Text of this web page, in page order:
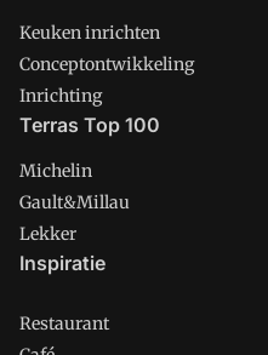
Keuken inrichten
Conceptontwikkeling
Inrichting
Terras Top 100
Michelin
Gault&Millau
Lekker
Inspiratie
Restaurant